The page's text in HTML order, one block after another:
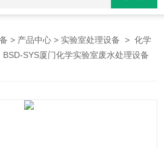
> 产品中心 > 实验室处理设备 >化学
SYS厦门化学实验室废水处理设备